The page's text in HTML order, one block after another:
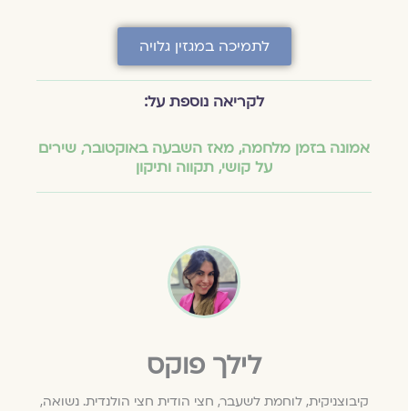
לתמיכה במגזין גלויה
לקריאה נוספת על:
אמונה בזמן מלחמה,מאז השבעה באוקטובר,שירים
על קושי,תקווה ותיקון
לילך פוקס
קיבוצניקית, לוחמת לשעבר, חצי הודית חצי הולנדית. נשואה,